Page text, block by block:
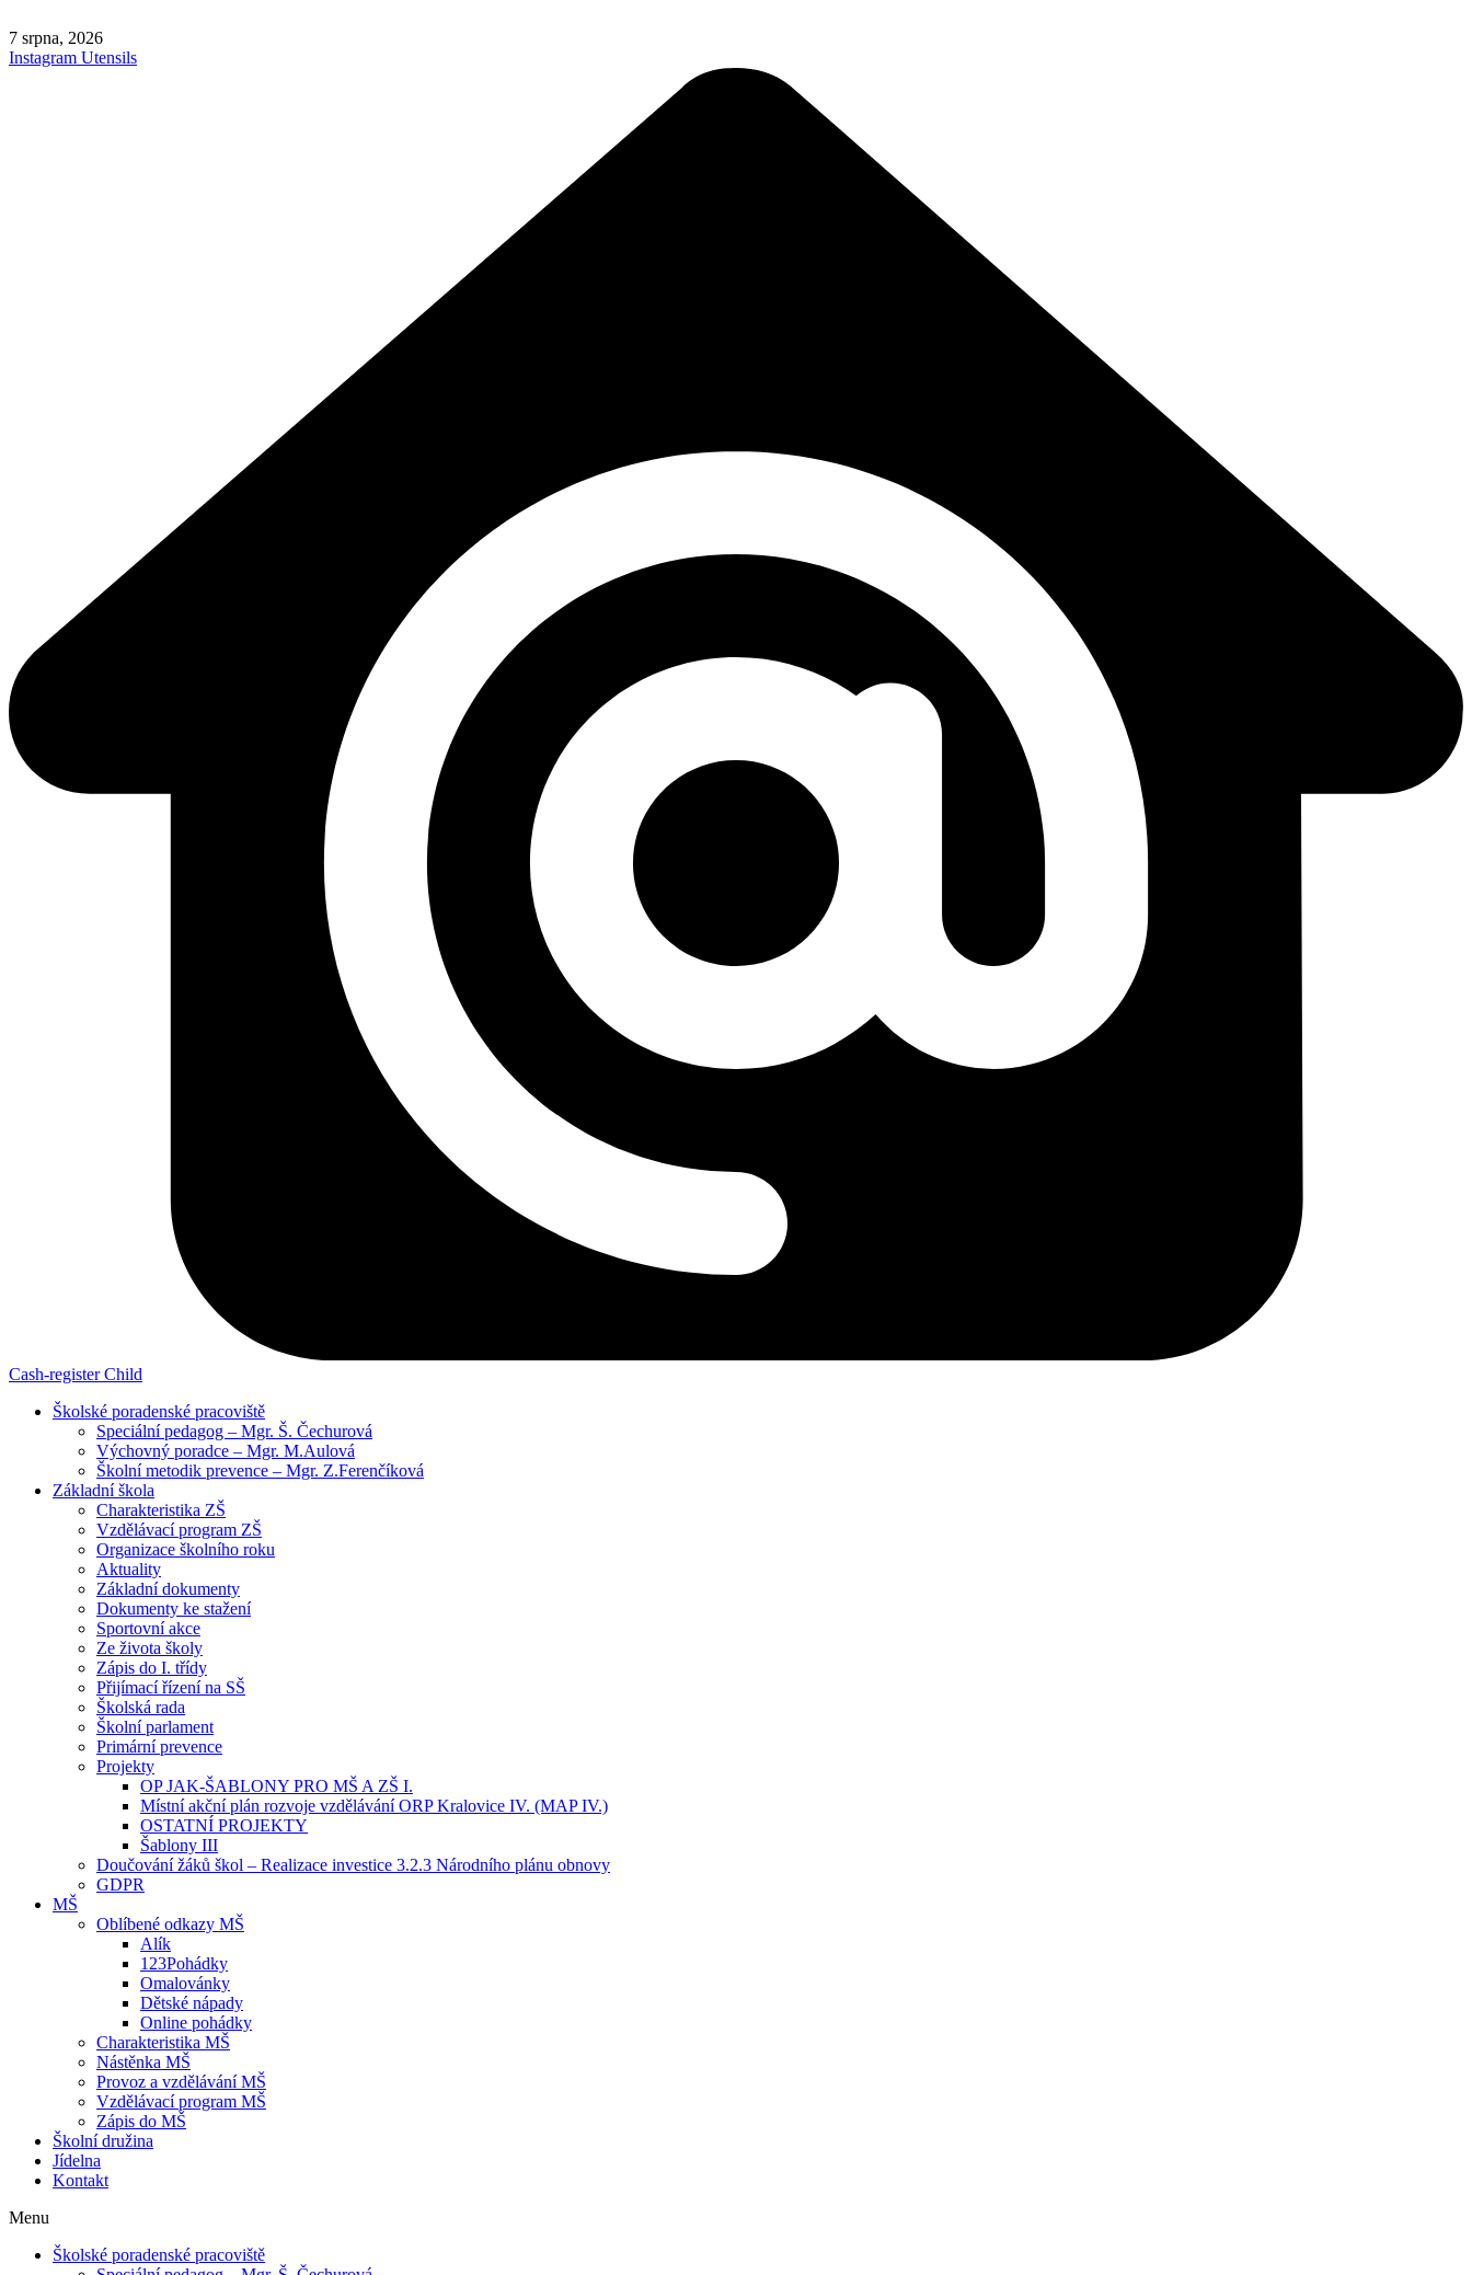
to
content
7 srpna, 2026
Instagram Utensils
Cash-register Child
Školské poradenské pracoviště
Speciální pedagog – Mgr. Š. Čechurová
Výchovný poradce – Mgr. M.Aulová
Školní metodik prevence – Mgr. Z.Ferenčíková
Základní škola
Charakteristika ZŠ
Vzdělávací program ZŠ
Organizace školního roku
Aktuality
Základní dokumenty
Dokumenty ke stažení
Sportovní akce
Ze života školy
Zápis do I. třídy
Přijímací řízení na SŠ
Školská rada
Školní parlament
Primární prevence
Projekty
OP JAK-ŠABLONY PRO MŠ A ZŠ I.
Místní akční plán rozvoje vzdělávání ORP Kralovice IV. (MAP IV.)
OSTATNÍ PROJEKTY
Šablony III
Doučování žáků škol – Realizace investice 3.2.3 Národního plánu obnovy
GDPR
MŠ
Oblíbené odkazy MŠ
Alík
123Pohádky
Omalovánky
Dětské nápady
Online pohádky
Charakteristika MŠ
Nástěnka MŠ
Provoz a vzdělávání MŠ
Vzdělávací program MŠ
Zápis do MŠ
Školní družina
Jídelna
Kontakt
Menu
Školské poradenské pracoviště